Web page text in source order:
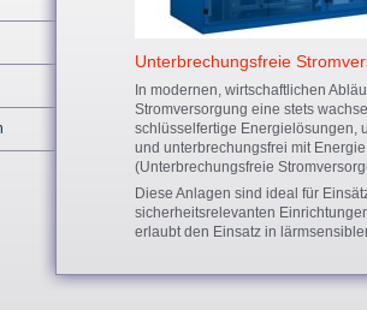
Unterbrechungsfreie
In modernen, wirtschaftlichen
Stromversorgung eine stets
schlüsselfertige Energielösungen,
und unterbrechungsfrei mit
(Unterbrechungsfreie
Diese Anlagen sind ideal für
sicherheitsrelevanten
erlaubt den Einsatz in